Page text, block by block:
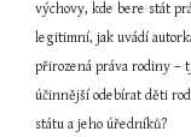
výchovy, kde bere stát
legitimní, jak uvádí
přirozená práva rodiny –
účinnější odebírat děti
státu a jeho úředníků?